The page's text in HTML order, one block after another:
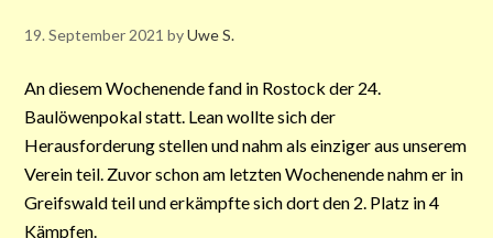
19. September 2021 byUwe S.
An diesem Wochenende fand in Rostock der 24.
Baulöwenpokal statt. Lean wollte sich der
Herausforderung stellen und nahm als einziger aus unserem
Verein teil. Zuvor schon am letzten Wochenende nahm er in
Greifswald teil und erkämpfte sich dort den 2. Platz in 4
Kämpfen.